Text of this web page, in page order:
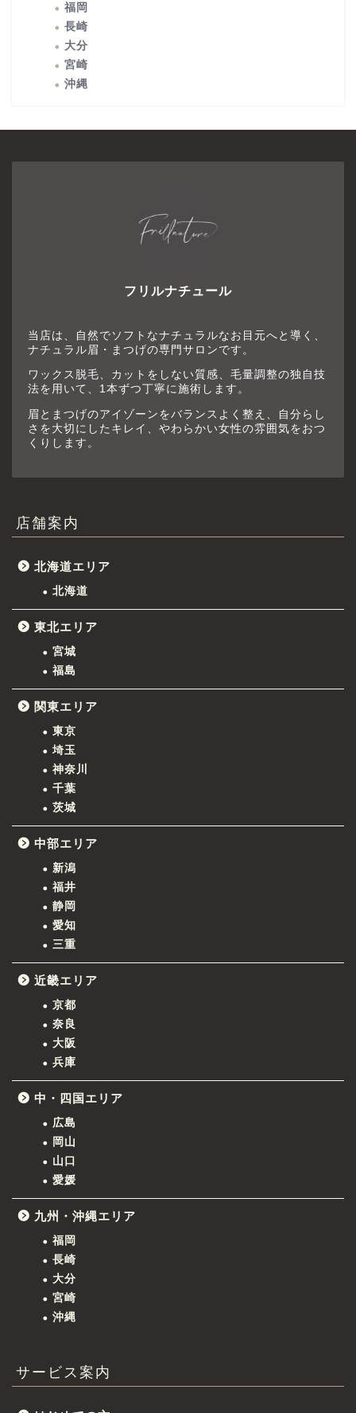
福岡
長崎
大分
宮崎
沖縄
フリルナチュール
当店は、自然でソフトなナチュラルなお目元へと導く、
ナチュラル眉・まつげの専門サロンです。
ワックス脱毛、カットをしない質感、毛量調整の独自技
法を用いて、1本ずつ丁寧に施術します。
眉とまつげのアイゾーンをバランスよく整え、自分らし
さを大切にしたキレイ、やわらかい女性の雰囲気をおつ
くりします。
店舗案内
北海道エリア
北海道
東北エリア
宮城
福島
関東エリア
東京
埼玉
神奈川
千葉
茨城
中部エリア
新潟
福井
静岡
愛知
三重
近畿エリア
京都
奈良
大阪
兵庫
中・四国エリア
広島
岡山
山口
愛媛
九州・沖縄エリア
福岡
長崎
大分
宮崎
沖縄
サービス案内